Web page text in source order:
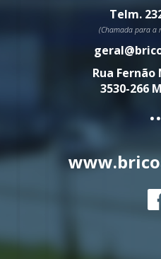
Telm.
(Chamada para a
Rua
3530-266